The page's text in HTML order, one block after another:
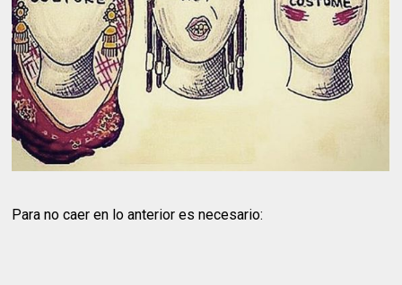
Para no caer en lo anterior es necesario: